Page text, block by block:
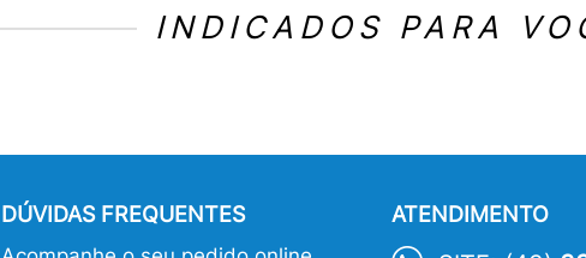
INDICADOS PARA
DÚVIDAS FREQUENTES ATENDIMENTO